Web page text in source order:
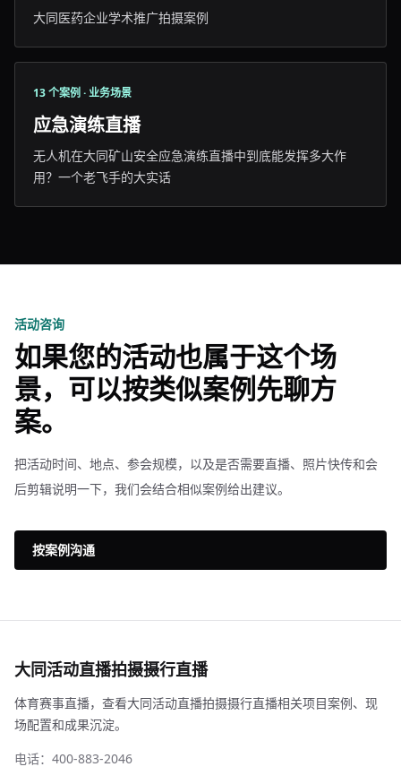
大同医药企业学术推广拍摄案例
13 个案例 · 业务场景
应急演练直播
无人机在大同矿山安全应急演练直播中到底能发挥多大作
用？一个老飞手的大实话
活动咨询
如果您的活动也属于这个场
景，可以按类似案例先聊方
案。
把活动时间、地点、参会规模，以及是否需要直播、照片快传和会
后剪辑说明一下，我们会结合相似案例给出建议。
按案例沟通
大同活动直播拍摄摄行直播
体育赛事直播，查看大同活动直播拍摄摄行直播相关项目案例、现
场配置和成果沉淀。
电话：400-883-2046